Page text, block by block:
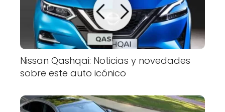
Nissan Qashqai: Noticias y novedades
sobre este auto icónico